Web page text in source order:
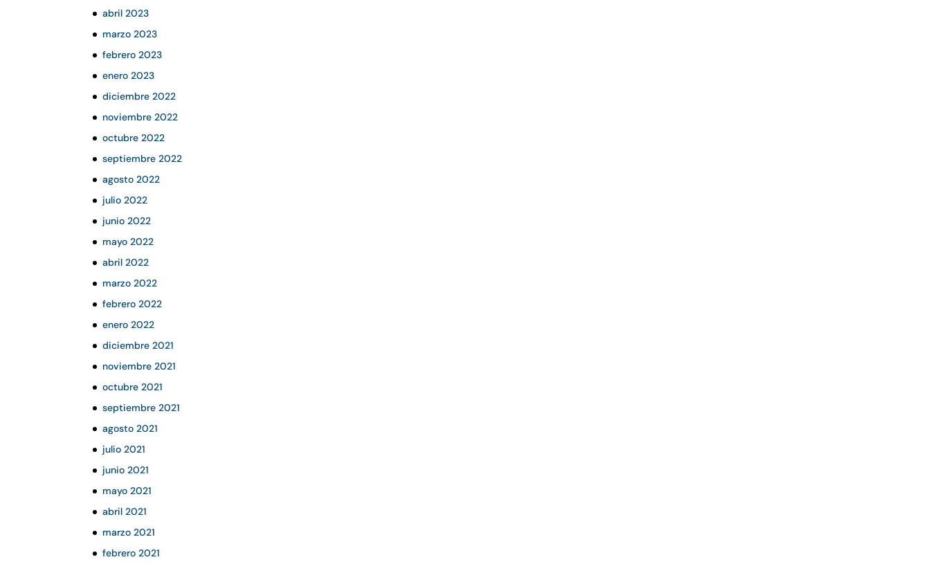
abril 2023
marzo 2023
febrero 2023
enero 2023
diciembre 2022
noviembre 2022
octubre 2022
septiembre 2022
agosto 2022
julio 2022
junio 2022
mayo 2022
abril 2022
marzo 2022
febrero 2022
enero 2022
diciembre 2021
noviembre 2021
octubre 2021
septiembre 2021
agosto 2021
julio 2021
junio 2021
mayo 2021
abril 2021
marzo 2021
febrero 2021